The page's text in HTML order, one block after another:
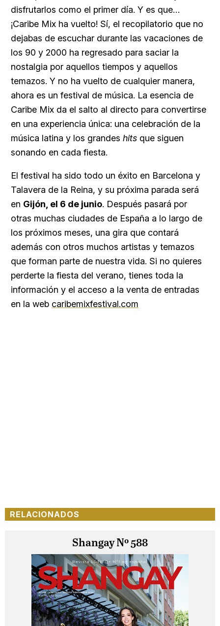
disfrutarlos como el primer día. Y es que…
¡Caribe Mix ha vuelto! Sí, el recopilatorio que no
dejabas de escuchar durante las vacaciones de
los 90 y 2000 ha regresado para saciar la
nostalgia por aquellos tiempos y aquellos
temazos. Y no ha vuelto de cualquier manera,
ahora es un festival de música. La esencia de
Caribe Mix da el salto al directo para convertirse
en una experiencia única: una celebración de la
música latina y los grandes hits que siguen
sonando en cada fiesta.
El festival ha sido todo un éxito en Barcelona y
Talavera de la Reina, y su próxima parada será
en Gijón, el 6 de junio. Después pasará por
otras muchas ciudades de España a lo largo de
los próximos meses, una gira que contará
además con otros muchos artistas y temazos
que forman parte de nuestra vida. Si no quieres
perderte la fiesta del verano, tienes toda la
información y el acceso a la venta de entradas
en la web caribemixfestival.com
RELACIONADOS
Shangay Nº 588